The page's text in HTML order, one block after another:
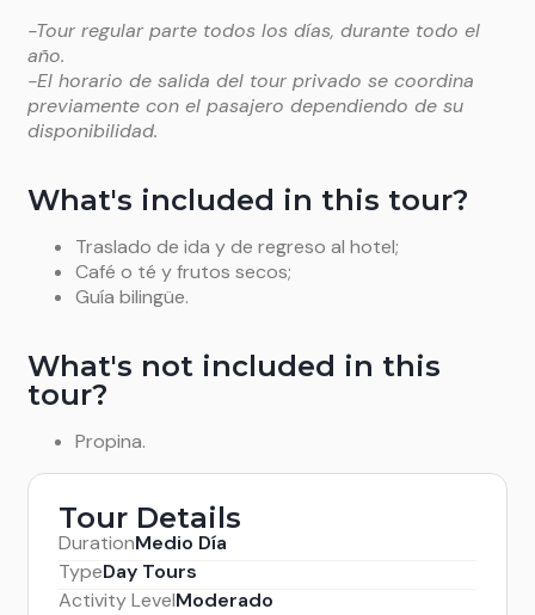
-Tour regular parte todos los días, durante todo el
año.
-El horario de salida del tour privado se coordina
previamente con el pasajero dependiendo de su
disponibilidad.
What's included in this tour?
Traslado de ida y de regreso al hotel;
Café o té y frutos secos;
Guía bilingüe.
What's not included in this
tour?
Propina.
Tour Details
DurationMedio Día
TypeDay Tours
Activity LevelModerado